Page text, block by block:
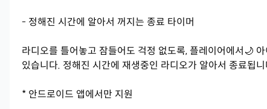
- 정해진 시간에 알아서 꺼지는 종료 타이머
라디오를 틀어놓고 잠들어도 걱정 없도록, 플레이어에서🌙
있습니다. 정해진 시간에 재생중인 라디오가 알아서 종료됩니
* 안드로이드 앱에서만 지원